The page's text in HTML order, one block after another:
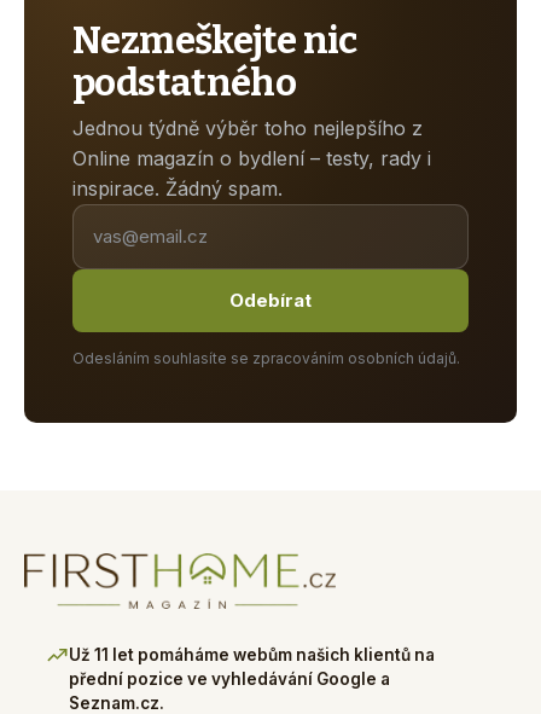
Nezmeškejte nic
podstatného
Jednou týdně výběr toho nejlepšího z
Online magazín o bydlení – testy, rady i
inspirace. Žádný spam.
Odebírat
Odesláním souhlasíte se zpracováním osobních údajů.
Už 11 let pomáháme webům našich klientů na
přední pozice ve vyhledávání Google a
Seznam.cz.